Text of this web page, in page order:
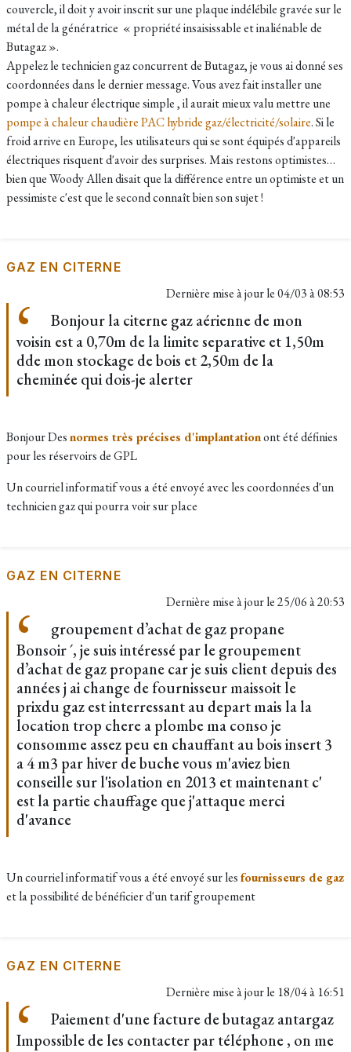
couvercle, il doit y avoir inscrit sur une plaque indélébile gravée sur le
métal de la génératrice « propriété insaisissable et inaliénable de
Butagaz ».
Appelez le technicien gaz concurrent de Butagaz, je vous ai donné ses
coordonnées dans le dernier message. Vous avez fait installer une
pompe à chaleur électrique simple , il aurait mieux valu mettre une
pompe à chaleur chaudière PAC hybride gaz/électricité/solaire. Si le
froid arrive en Europe, les utilisateurs qui se sont équipés d'appareils
électriques risquent d'avoir des surprises. Mais restons optimistes…
bien que Woody Allen disait que la différence entre un optimiste et un
pessimiste c'est que le second connaît bien son sujet !
GAZ EN CITERNE
Dernière mise à jour le04/03 à 08:53
Bonjour la citerne gaz aérienne de mon
voisin est a 0,70m de la limite separative et 1,50m
dde mon stockage de bois et 2,50m de la
cheminée qui dois-je alerter
Bonjour Desnormes très précises d'implantationont été définies
pour les réservoirs de GPL
Un courriel informatif vous a été envoyé avec les coordonnées d'un
technicien gaz qui pourra voir sur place
GAZ EN CITERNE
Dernière mise à jour le25/06 à 20:53
groupement d’achat de gaz propane
Bonsoir ´, je suis intéressé par le groupement
d’achat de gaz propane car je suis client depuis des
années j ai change de fournisseur maissoit le
prixdu gaz est interressant au depart mais la la
location trop chere a plombe ma conso je
consomme assez peu en chauffant au bois insert 3
a 4 m3 par hiver de buche vous m'aviez bien
conseille sur l'isolation en 2013 et maintenant c'
est la partie chauffage que j'attaque merci
d'avance
Un courriel informatif vous a été envoyé sur lesfournisseurs de gaz
et la possibilité de bénéficier d'un tarif groupement
GAZ EN CITERNE
Dernière mise à jour le 18/04 à 16:51
Paiement d'une facture de butagaz antargaz
Impossible de les contacter par téléphone , on me